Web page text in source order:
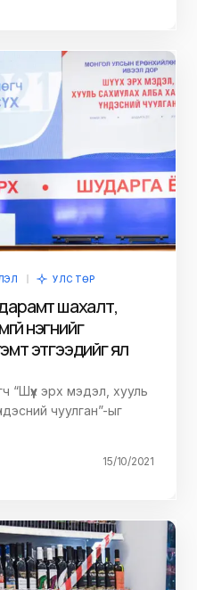
УЛС ТӨР
дарамт шахалт,
нэгнийг
этгээдийг ял
“Шүүх эрх мэдэл, хууль
чуулган”-ыг
15/10/2021